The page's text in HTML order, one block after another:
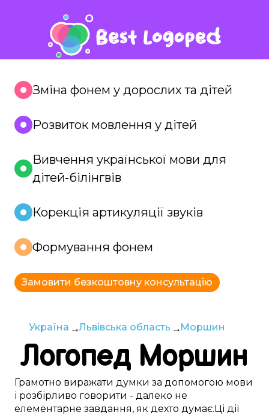
Зміна фонем у дорослих та дітей
Розвиток мовлення у дітей
Вивчення української мови для
дітей-білінгвів
Корекція артикуляції звуків
Формування фонем
Замовити безкоштовну консультацію
Україна Львівська область Моршин
Логопед Моршин
Грамотно виражати думки за допомогою мови
і розбірливо говорити - далеко не
елементарне завдання, як дехто думає.Ці дії